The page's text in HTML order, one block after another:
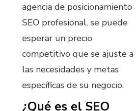
agencia de posicionamiento
SEO profesional, se puede
esperar un precio
competitivo que se ajuste a
las necesidades y metas
específicas de su negocio.
¿Qué es el SEO